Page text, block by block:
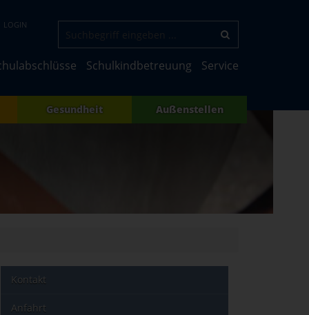
LOGIN
Schulkindbetreuung Service
Gesundheit Außenstellen
Kontakt
Anfahrt